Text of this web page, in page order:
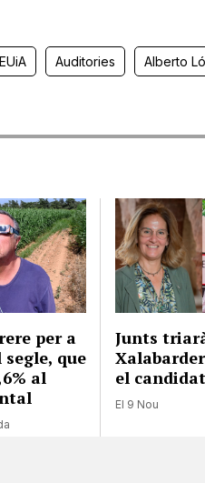
Auditories Alberto
per a
segle, que
al
Junts
el
El 9 Nou